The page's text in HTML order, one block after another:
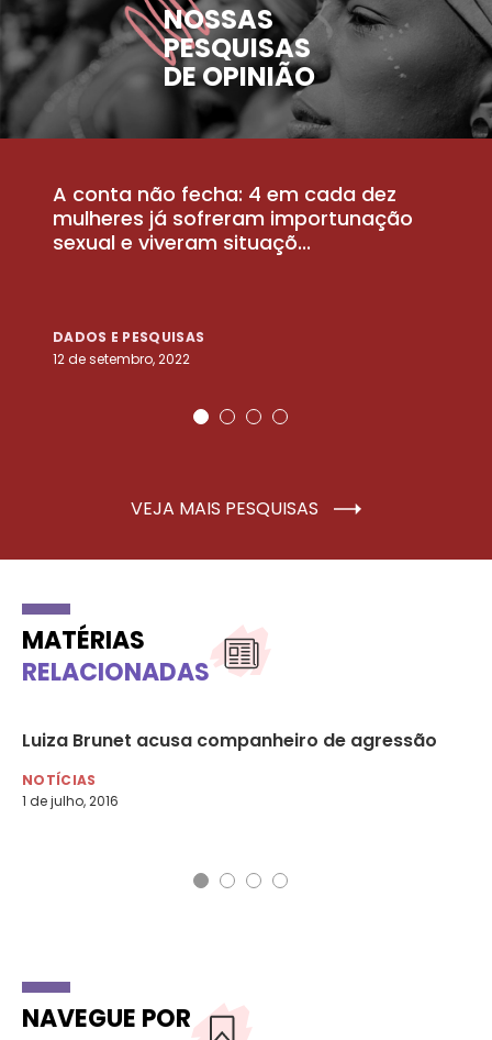
NOSSAS
PESQUISAS
DE OPINIÃO
A conta não fecha: 4 em cada dez
mulheres já sofreram importunação
sexual e viveram situaçõ...
DADOS E PESQUISAS
12 de setembro, 2022
VEJA MAIS PESQUISAS
MATÉRIAS
RELACIONADAS
Luiza Brunet acusa companheiro de agressão
NOTÍCIAS
1 de julho, 2016
NAVEGUE POR